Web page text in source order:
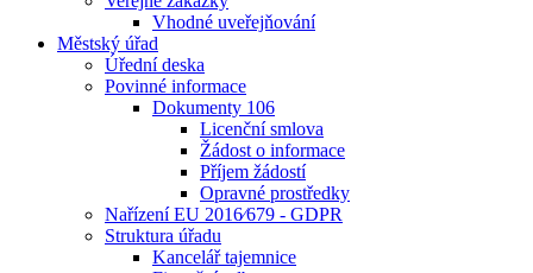
Vhodné uveřejňování
Městský úřad
Úřední deska
Povinné informace
Dokumenty 106
Licenční smlova
Žádost o informace
Příjem žádostí
Opravné prostředky
Nařízení EU 2016⁄679 - GDPR
Struktura úřadu
Kancelář tajemnice